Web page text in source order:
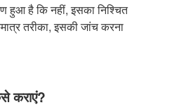
है कि नहीं, इसका निश्चित
तरीका, इसकी जांच करना
कराएं?